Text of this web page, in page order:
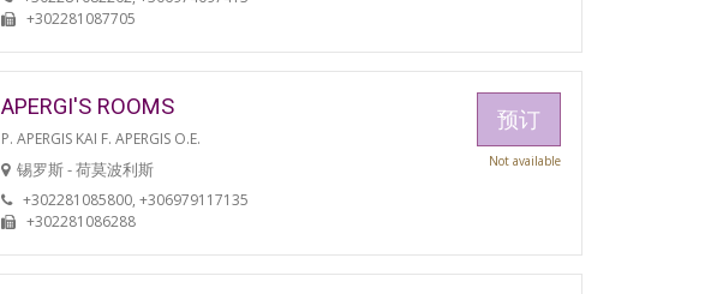
+302281087705
APERGI'S ROOMS
P. APERGIS KAI F. APERGIS O.E.
锡罗斯 - 荷莫波利斯
+302281085800, +306979117135
+302281086288
预订
Not available